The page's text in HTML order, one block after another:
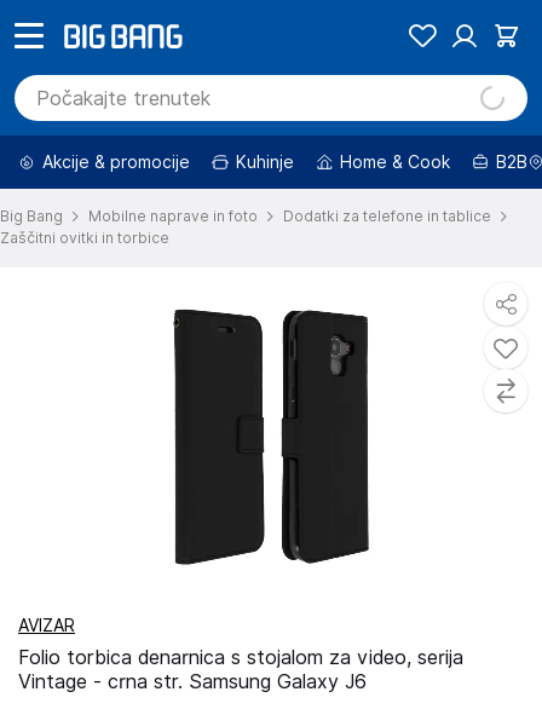
Akcije & promocije Kuhinje Home & Cook B2B
Big Bang Mobilne naprave in foto
Dodatki za telefone in tablice
Zaščitni ovitki in torbice
AVIZAR
Folio torbica denarnica s stojalom za video, serija
Vintage - crna str. Samsung Galaxy J6